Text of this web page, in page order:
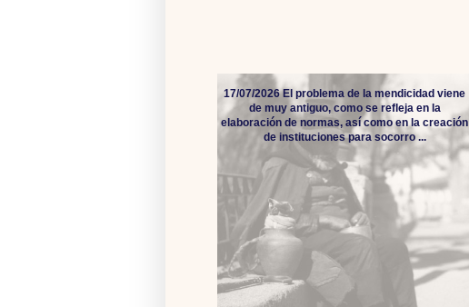
17/07/2026 El problema de la mendicidad viene
de muy antiguo, como se refleja en la
elaboración de normas, así como en la creación
de instituciones para socorro ...